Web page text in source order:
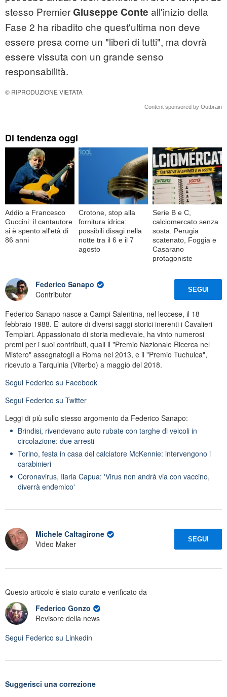
stesso PremierGiuseppe Conte all'inizio della
Fase 2 ha ribadito che quest'ultima non deve
essere presa come un "liberi di tutti", ma dovrà
essere vissuta con un grande senso
responsabilità.
© RIPRODUZIONE VIETATA
Content sponsored by Outbrain
Di tendenza oggi
Addio a Francesco
Guccini: il cantautore
si è spento all'età di
86 anni
Crotone, stop alla
fornitura idrica:
possibili disagi nella
notte tra il 6 e il 7
agosto
Serie B e C,
calciomercato senza
sosta: Perugia
scatenato, Foggia e
Casarano
protagoniste
Federico Sanapo
Contributor
SEGUI
Federico Sanapo nasce a Campi Salentina, nel leccese, il 18
febbraio 1988. E' autore di diversi saggi storici inerenti i Cavalieri
Templari. Appassionato di storia medievale, ha vinto numerosi
premi per i suoi contributi, quali il "Premio Nazionale Ricerca nel
Mistero" assegnatogli a Roma nel 2013, e il "Premio Tuchulca",
ricevuto a Tarquinia (Viterbo) a maggio del 2018.
Segui Federico su Facebook
Segui Federico su Twitter
Leggi di più sullo stesso argomento da Federico Sanapo:
Brindisi, rivendevano auto rubate con targhe di veicoli in
circolazione: due arresti
Torino, festa in casa del calciatore McKennie: intervengono i
carabinieri
Coronavirus, Ilaria Capua: 'Virus non andrà via con vaccino,
diverrà endemico'
Michele Caltagirone
Video Maker
SEGUI
Questo articolo è stato curato e verificato da
Federico Gonzo
Revisore della news
Segui Federico su Linkedin
Suggerisci una correzione